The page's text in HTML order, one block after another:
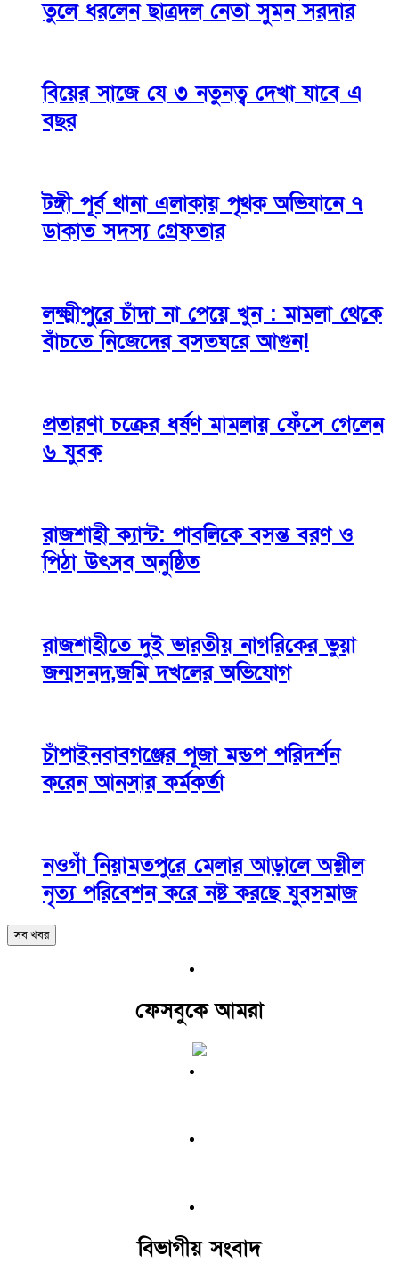
তুলে ধরলেন ছাত্রদল নেতা সুমন সরদার
বিয়ের সাজে যে ৩ নতুনত্ব দেখা যাবে এ
বছর
টঙ্গী পূর্ব থানা এলাকায় পৃথক অভিযানে ৭
ডাকাত সদস্য গ্রেফতার
লক্ষ্মীপুরে চাঁদা না পেয়ে খুন : মামলা থেকে
বাঁচতে নিজেদের বসতঘরে আগুন!
প্রতারণা চক্রের ধর্ষণ মামলায় ফেঁসে গেলেন
৬ যুবক
রাজশাহী ক্যান্ট: পাবলিকে বসন্ত বরণ ও
পিঠা উৎসব অনুষ্ঠিত
রাজশাহীতে দুই ভারতীয় নাগরিকের ভুয়া
জন্মসনদ,জমি দখলের অভিযোগ
চাঁপাইনবাবগঞ্জের পূজা মন্ডপ পরিদর্শন
করেন আনসার কর্মকর্তা
নওগাঁ নিয়ামতপুরে মেলার আড়ালে অশ্লীল
নৃত্য পরিবেশন করে নষ্ট করছে যুবসমাজ
সব খবর
ফেসবুকে আমরা
বিভাগীয় সংবাদ